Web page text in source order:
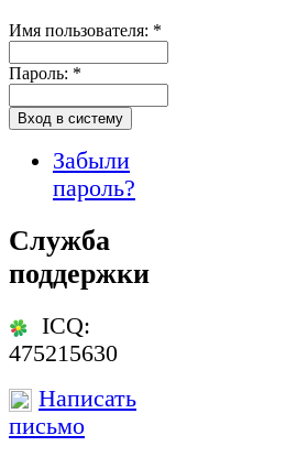
Имя пользователя: *
Пароль: *
Забыли
пароль?
Служба
поддержки
ICQ:
475215630
Написать
письмо